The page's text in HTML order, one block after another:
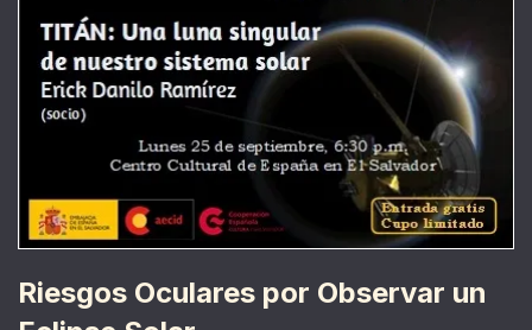
Riesgos Oculares por Observar un